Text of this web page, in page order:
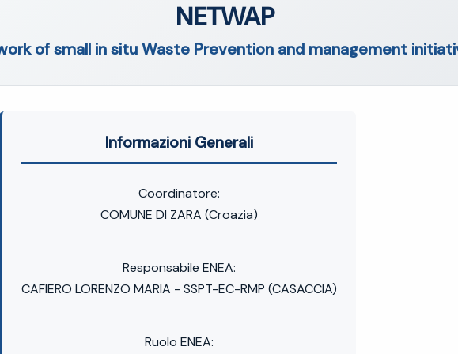
NETWAP
of small in situ Waste Prevention and management
Informazioni Generali
Coordinatore:
COMUNE DI ZARA (Croazia)
Responsabile ENEA:
CAFIERO LORENZO MARIA - SSPT-EC-RMP (CASACCIA)
Ruolo ENEA: